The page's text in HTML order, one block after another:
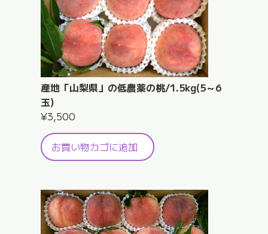
産地「山梨県」の低農薬の桃/1.5kg(5～6
玉)
¥3,500
お買い物カゴに追加